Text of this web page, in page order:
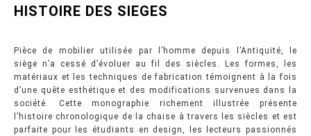
HISTOIRE DES SIEGES
Pièce de mobilier utilisée par l’homme depuis l’Antiquité, le
siège n’a cessé d’évoluer au fil des siècles. Les formes, les
matériaux et les techniques de fabrication témoignent à la fois
d’une quête esthétique et des modifications survenues dans la
société. Cette monographie richement illustrée présente
l’histoire chronologique de la chaise à travers les siècles et est
parfaite pour les étudiants en design, les lecteurs passionnés